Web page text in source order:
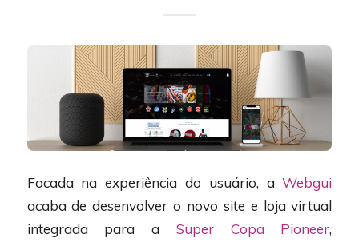
Focada na experiência do usuário, aWebgui
acaba de desenvolver o novo site e loja virtual
integrada para a Super Copa Pioneer,